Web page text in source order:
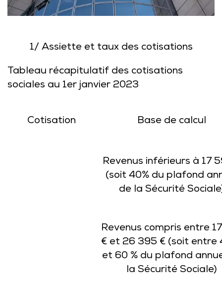
1/ Assiette et taux des cotisations
Tableau récapitulatif des cotisations
sociales au 1er janvier 2023
Cotisation Base de calcul
Revenus inférieurs à 17
(soit 40% du plafond
de la Sécurité
Revenus compris entre
€ et 26 395 € (soit entre
et 60 % du plafond
la Sécurité Sociale)